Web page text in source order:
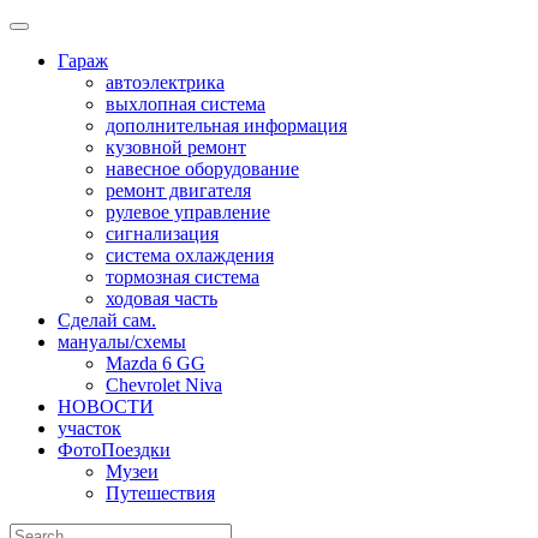
Skip
contentГараж
автоэлектрика
выхлопная система
дополнительная информация
кузовной ремонт
навесное оборудование
ремонт двигателя
рулевое управление
сигнализация
система охлаждения
тормозная система
ходовая часть
Сделай сам.
мануалы/схемы
Mazda 6 GG
Chevrolet Niva
НОВОСТИ
участок
ФотоПоездки
Музеи
Путешествия
Search